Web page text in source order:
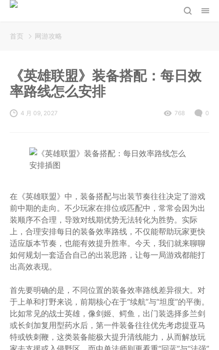
首页 网游攻略
《英雄联盟》装备搭配：每日效
率路线怎么安排
4 月 09, 2027 768 0
在《英雄联盟》中，装备搭配与出装节奏往往决定了游戏
前中期的走向。不少玩家在排位或匹配中，常常会因为出
装顺序不合理，导致对线期优势无法转化为胜势。实际
上，合理安排每日的装备效率路线，不仅能帮助玩家更快
适应版本节奏，也能有效提升胜率。今天，我们就来聊聊
如何规划一套适合自己的出装思路，让每一局游戏都能打
出高效表现。
首先要明确的是，不同位置的装备效率路线差异很大。对
于上单和打野来说，前期核心在于“续航”与“坦度”的平衡。
比如常见的战士英雄，像剑姬、鳄鱼，出门装选择多兰剑
或长剑加复用型药水后，第一件装备往往优先考虑提亚马
特或铁刺鞭，这类装备能极大提升清线能力，从而解放玩